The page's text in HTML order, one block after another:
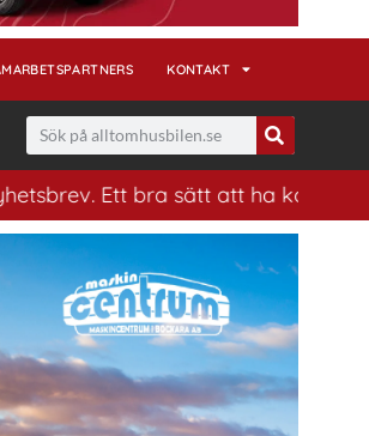
KONTAKT
bra sätt att ha koll på